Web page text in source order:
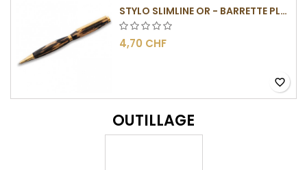
STYLO SLIMLINE OR - BARRETTE PLATE
4,70 CHF
favorite_border
OUTILLAGE